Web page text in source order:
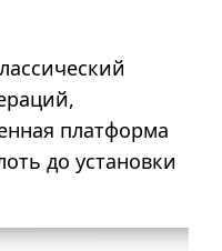
платформа
до установки